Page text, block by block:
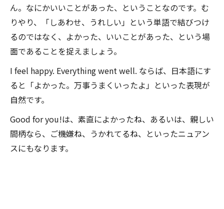
ん。なにかいいことがあった、ということなのです。む
りやり、「しあわせ、うれしい」という単語で結びつけ
るのではなく、よかった、いいことがあった、という場
面であることを捉えましょう。
I feel happy. Everything went well. ならば、日本語にす
ると「よかった。万事うまくいったよ」といった表現が
自然です。
Good for you!は、素直によかったね、あるいは、親しい
間柄なら、ご機嫌ね、うかれてるね、といったニュアン
スにもなります。